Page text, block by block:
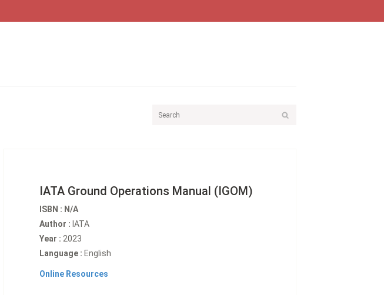
IATA Ground Operations Manual (IGOM)
ISBN : N/A
Author : IATA
Year : 2023
Language : English
Online Resources